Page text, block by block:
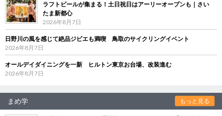
ラフトビールが集まる！土日祝日はアーリーオープンも｜さい
たま新都心
2026年8月7日
日野川の風を感じて絶品ジビエも満喫 鳥取のサイクリングイベント
2026年8月7日
オールデイダイニングを一新 ヒルトン東京お台場、改装進む
2026年8月7日
まめ学 もっと見る